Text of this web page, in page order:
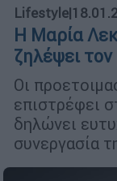
Lifestyle|
Η Μαρία
ζηλέψει
Οι
επιστρέφει
δηλώνει
συνεργασία